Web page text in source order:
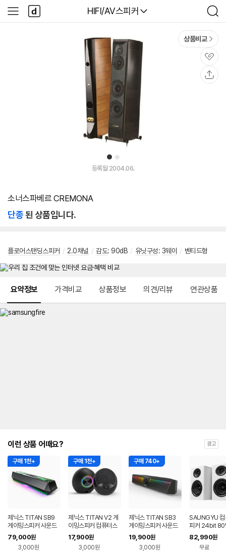
다나와
HIFI/AV스피커
검
색
사
이
다
나
와
1 2
상품비교
관
심
등록월 2004.06.
소너스파베르 CREMONA
단종된 상품입니다.
플로어스탠딩스피커 / 2.0채널 / 감도: 90dB / 유닛구성: 3웨이 / 벤티드형
요약정보 가격비교 상품정보 의견/리뷰 연관상품
이런 상품 어때요? 광고
구매 1천+
제닉스 TITAN SB9
게이밍스피커 사운드
바 컴퓨터스피커
79,000원
3,000원
구매 1천+
제닉스 TITAN V2 게
이밍스피커 컴퓨터스
피커
17,900원
3,000원
구매 740+
제닉스 TITAN SB3
게이밍스피커 사운드
바 컴퓨터스피커
19,900원
3,000원
SAUNGYU 컴
피커 24bit
루투스 USB
X 옵티컬 연결
82,990원
무료